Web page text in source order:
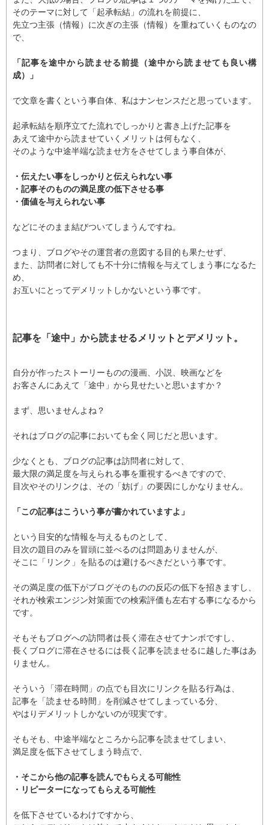
そのテーマに対して「起承転結」の流れを前提に、
先立つ主張（情報）に次ぎの主張（情報）を重ねていくものなの
で、
「記事を途中から読ませる前提（途中から読ませても良い構
成）」
で文章を書くという事自体、私はナンセンスだと思っています。
起承転結を順序立てた流れでしっかりと書き上げた記事を
あえて途中から読ませていくメリットは何もなく、
そのような中途半端な読ませ方をさせてしまう事自体が、
・伝えたい事をしっかりと伝えられない事
・記事そのものの満足度の低下させる事
・価値を与えられない事
などにそのまま結びついてしまうんですね。
つまり、ブログやその運営者の意図する目的も果たせず、
また、訪問者に対しても不十分に情報を与えてしまう事になるた
め、
お互いにとってデメリットしかないという事です。
記事を「途中」から読ませるメリットとデメリット。
自分が作ったストーリーものの漫画、小説、映画などを
お客さんにあえて「途中」から見せたいと思いますか？
まず、思いませんよね？
それはブログの記事においても全く同じだと思います。
少なくとも、ブログの記事は訪問者に対して、
最大限の満足度を与えられる事を重視するべきですので、
目次やそのリンクは、その「妨げ」の要因にしかなりません。
「この記事はこういう事が書かれていますよ」
という目安的な情報を与えるものとして、
目次の題目のみを冒頭に並べるのは問題ありませんが、
そこに「リンク」を貼るのは避けるべきだという事です。
その満足度の低下がブログそのものの反応の低下を招きますし、
それが検索エンジン対策面での検索評価も左右する事になるから
です。
そもそもブログへの訪問者は長く滞在させてナンボですし、
長くブログに滞在させるには長く記事を読ませるに越した事はあ
りません。
そういう「滞在時間」の点でも目次にリンクを貼る行為は、
記事を「読ませる時間」を削減させてしまっている分、
やはりデメリットしかないのが現実です。
そもそも、中途半端なところから記事を読ませてしまい、
満足度を低下させてしまう時点で、
・そこから他の記事を読んでもらえる可能性
・リピーターになってもらえる可能性
を低下させているわけですから、